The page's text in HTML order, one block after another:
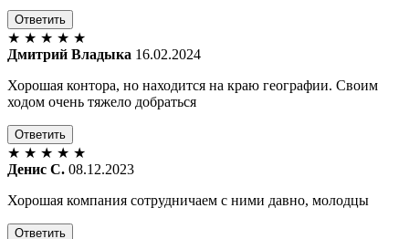
Ответить
★ ★ ★ ★ ★
Дмитрий Владыка 16.02.2024
Хорошая контора, но находится на краю географии. Своим
ходом очень тяжело добраться
Ответить
★ ★ ★ ★ ★
Денис С. 08.12.2023
Хорошая компания сотрудничаем с ними давно, молодцы
Ответить